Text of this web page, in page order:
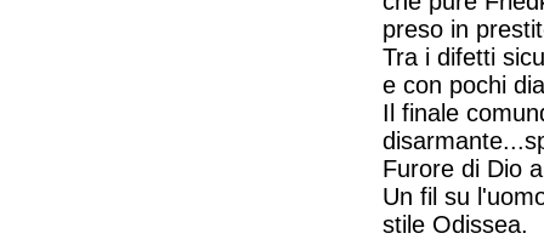
preso in
Tra i difetti
e con pochi
Il finale
Furore di Dio
Un fil su
stile Odissea.